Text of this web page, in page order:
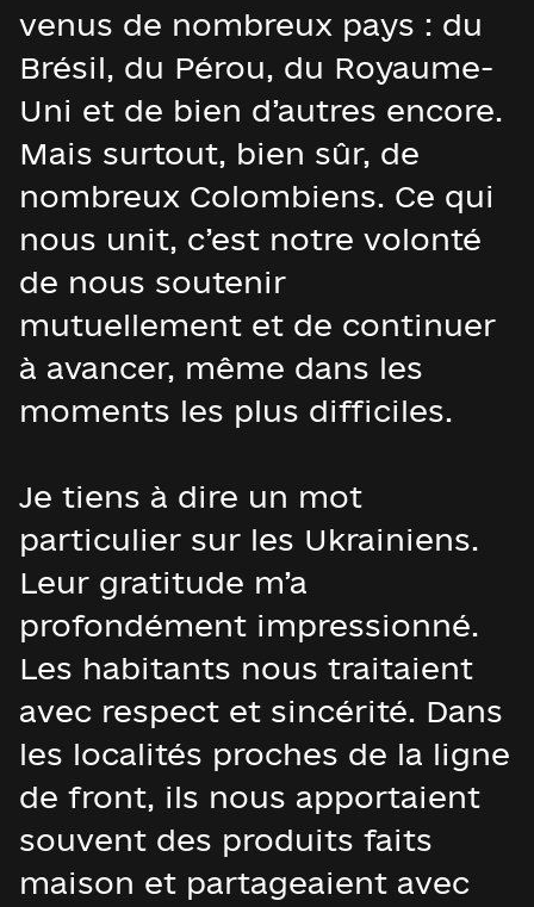
venus de nombreux pays : du
Brésil, du Pérou, du Royaume-
Uni et de bien d’autres encore.
Mais surtout, bien sûr, de
nombreux Colombiens. Ce qui
nous unit, c’est notre volonté
de nous soutenir
mutuellement et de continuer
à avancer, même dans les
moments les plus difficiles.
Je tiens à dire un mot
particulier sur les Ukrainiens.
Leur gratitude m’a
profondément impressionné.
Les habitants nous traitaient
avec respect et sincérité. Dans
les localités proches de la ligne
de front, ils nous apportaient
souvent des produits faits
maison et partageaient avec